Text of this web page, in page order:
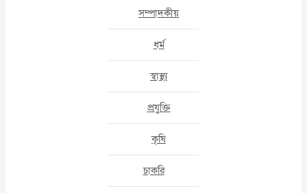
সম্পাদকীয়
ধর্ম
স্বাস্থ্য
প্রযুক্তি
কৃষি
চাকরি